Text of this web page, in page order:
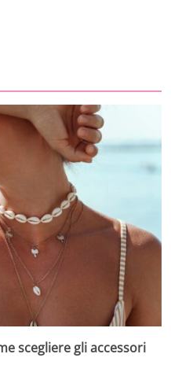
scegliere gli accessori